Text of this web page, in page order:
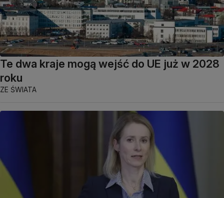
Te dwa kraje mogą wejść do UE już w 2028
roku
ZE ŚWIATA